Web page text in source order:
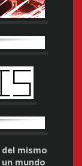
mismo
mundo